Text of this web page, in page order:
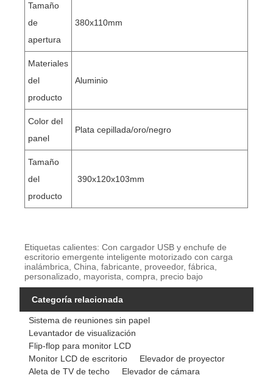
Tamaño
de
apertura
380x110mm
Materiales
del
producto
Aluminio
Color del
panel
Plata cepillada/oro/negro
Tamaño
del
producto
390x120x103mm
Etiquetas calientes: Con cargador USB y enchufe de
escritorio emergente inteligente motorizado con carga
inalámbrica, China, fabricante, proveedor, fábrica,
personalizado, mayorista, compra, precio bajo
Categoría relacionada
Sistema de reuniones sin papel
Levantador de visualización
Flip-flop para monitor LCD
Monitor LCD de escritorio
Elevador de proyector
Aleta de TV de techo
Elevador de cámara